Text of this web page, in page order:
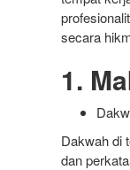
secara
1.
Dakwah di
dan